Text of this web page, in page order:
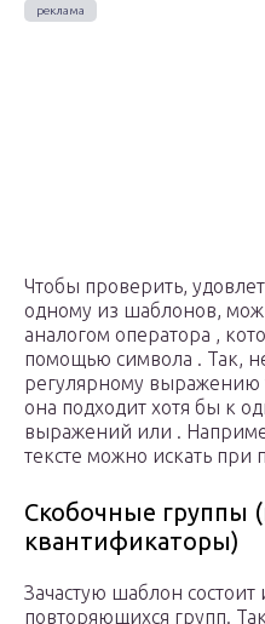
Чтобы проверить,
одному из шаблонов,
аналогом оператора ,
помощью символа . Так,
регулярному выражению
она подходит хотя бы к
выражений или .
тексте можно искать
Скобочные группы
квантификаторы)
Зачастую шаблон состоит
повторяющихся групп.